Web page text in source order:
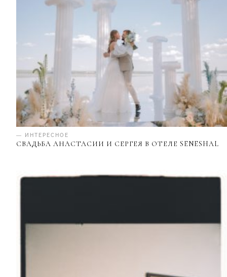
— ИНТЕРЕСНОЕ
СВАДЬБА АНАСТАСИИ И СЕРГЕЯ В ОТЕЛЕ SENESHAL